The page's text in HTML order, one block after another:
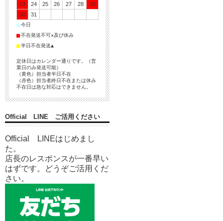
23
24 25 26 27 28
29
30
31
■今日
■不在発送不可×及び休み
■半日不在発送▲
定休日はカレンダー通りです。（営
業日のみ発送可能）
（黄色）担当者半日不在
（赤色）担当者終日不在または休み
不在日は急な対応はできません。
Official LINE ご活用ください
Official LINEはじめまし
た。
店長のレスポンスが一番早い
はずです。どうぞご活用くだ
さい。